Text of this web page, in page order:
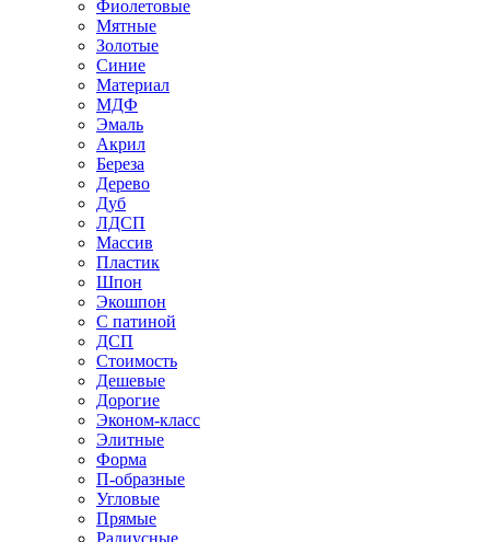
Фиолетовые
Мятные
Золотые
Синие
Материал
МДФ
Эмаль
Акрил
Береза
Дерево
Дуб
ЛДСП
Массив
Пластик
Шпон
Экошпон
С патиной
ДСП
Стоимость
Дешевые
Дорогие
Эконом-класс
Элитные
Форма
П-образные
Угловые
Прямые
Радиусные